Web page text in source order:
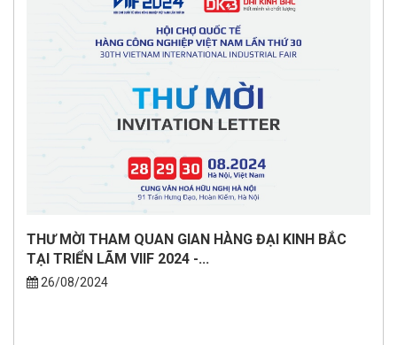
THƯ MỜI THAM QUAN GIAN HÀNG ĐẠI KINH BẮC
TẠI TRIỂN LÃM VIIF 2024 -...
26/08/2024